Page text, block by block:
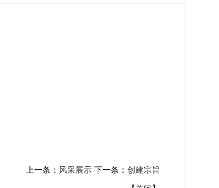
上一条： 风采展示 下一条： 创建宗旨